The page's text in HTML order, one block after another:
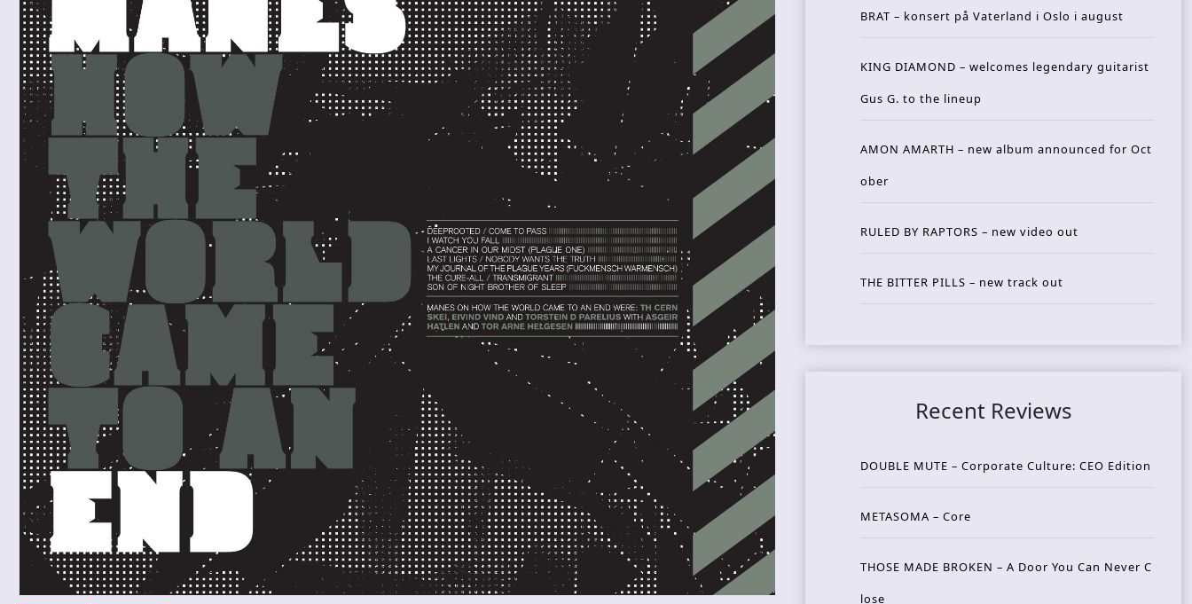
BRAT – konsert på Vaterland i Oslo i august
KING DIAMOND – welcomes legendary guitarist
Gus G. to the lineup
AMON AMARTH – new album announced for Oct
ober
RULED BY RAPTORS – new video out
THE BITTER PILLS – new track out
Recent Reviews
DOUBLE MUTE – Corporate Culture: CEO Edition
METASOMA – Core
THOSE MADE BROKEN – A Door You Can Never C
lose